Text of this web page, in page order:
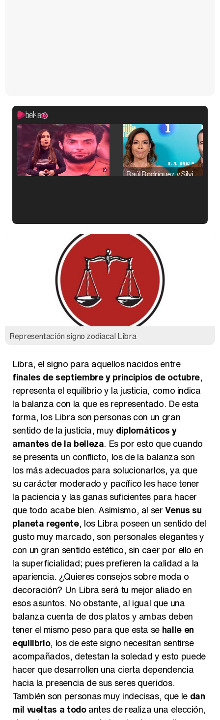
Raúl Rodríguez y Silvia Taulés nos cuentan su papel en 'La familia de la tele'
Belén Esteban: "Estoy emocionada, muy contenta y muy feliz por llegar a RTVE"
Manu Baqueiro: "Tuve como referente a Bruce Willis en 'Luz de Luna' para mi trabajo en la serie 'Perdiendo el juicio'"
Magdalena de Suecia responde a las críticas y explica por qué le han permitido lanzar su propio negocio
Representación signo zodiacal Libra
Libra, el signo para aquellos nacidos entre
finales de septiembre y principios de octubre,
representa el equilibrio y la justicia, como indica
la balanza con la que es representado. De esta
forma, los Libra son personas con un gran
sentido de la justicia, muy diplomáticos y
amantes de la belleza. Es por esto que cuando
se presenta un conflicto, los de la balanza son
los más adecuados para solucionarlos, ya que
su carácter moderado y pacífico les hace tener
la paciencia y las ganas suficientes para hacer
que todo acabe bien. Asimismo, al serVenus su
planeta regente, los Libra poseen un sentido del
gusto muy marcado, son personales elegantes y
con un gran sentido estético, sin caer por ello en
la superficialidad; pues prefieren la calidad a la
apariencia. ¿Quieres consejos sobre moda o
decoración? Un Libra será tu mejor aliado en
esos asuntos. No obstante, al igual que una
balanza cuenta de dos platos y ambas deben
tener el mismo peso para que esta se halle en
equilibrio, los de este signo necesitan sentirse
acompañados, detestan la soledad y esto puede
hacer que desarrollen una cierta dependencia
hacia la presencia de sus seres queridos.
También son personas muy indecisas, que le dan
mil vueltas a todoantes de realiza una elección,